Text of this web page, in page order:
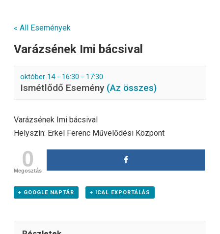
« All Események
Varázsének Imi bácsival
október 14 - 16:30 - 17:30
Ismétlődő Esemény (Az összes)
Varázsének Imi bácsival
Helyszín: Erkel Ferenc Művelődési Központ
0
Megosztás
+ GOOGLE NAPTÁR + ICAL EXPORTÁLÁS